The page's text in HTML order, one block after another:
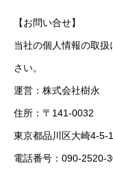
【お問い合せ】
当社の個人情報の取
さい。
運営：株式会社樹永
住所：〒141-0032
東京都品川区大崎4-5-
電話番号：090-2520-